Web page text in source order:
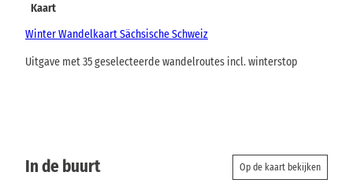
Kaart
Winter Wandelkaart Sächsische Schweiz
Uitgave met 35 geselecteerde wandelroutes incl. winterstop
In de buurt Op de kaart bekijken